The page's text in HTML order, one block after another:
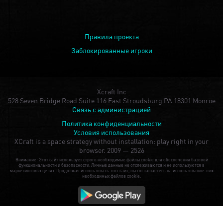
Правила проекта
Заблокированные игроки
Xcraft Inc
528 Seven Bridge Road Suite 116 East Stroudsburg PA 18301 Monroe
Связь с администрацией
Политика конфиденциальности
Условия использования
XCraft is a space strategy without installation: play right in your
browser. 2009 — 2526
Внимание: Этот сайт использует строго необходимые файлы cookie для обеспечения базовой
функциональности и безопасности. Личные данные не отслеживаются и не используются в
маркетинговых целях. Продолжая использовать этот сайт, вы соглашаетесь на использование этих
необходимых файлов cookie.